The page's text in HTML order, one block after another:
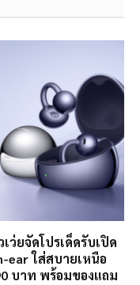
ว่ยจัดโปรเด็ดรับเปิด
ear ใส่สบายเหนือ
บาท พร้อมของแถม